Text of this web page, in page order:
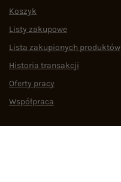
Koszyk
Listy zakupowe
Lista zakupionych produktów
Historia transakcji
Oferty pracy
Współpraca